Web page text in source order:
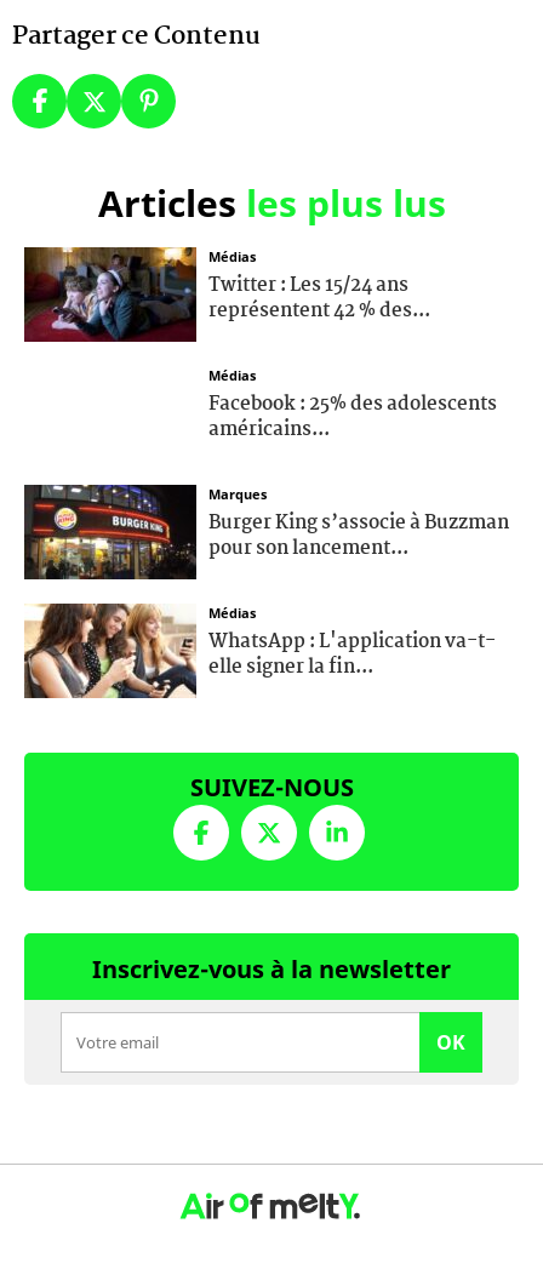
Partager ce Contenu
Articles les plus lus
Médias
Twitter : Les 15/24 ans
représentent 42 % des...
Médias
Facebook : 25% des adolescents
américains...
Marques
Burger King s’associe à Buzzman
pour son lancement...
Médias
WhatsApp : L'application va-t-
elle signer la fin...
SUIVEZ-NOUS
Inscrivez-vous à la newsletter
OK